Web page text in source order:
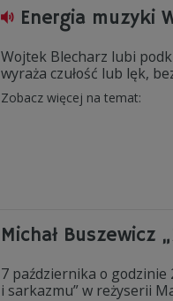
Energia muzyki
Wojtek Blecharz lubi
wyraża czułość lub lęk,
Zobacz więcej na temat:
Michał Buszewicz
7 października o godzinie
i sarkazmu” w reżyserii